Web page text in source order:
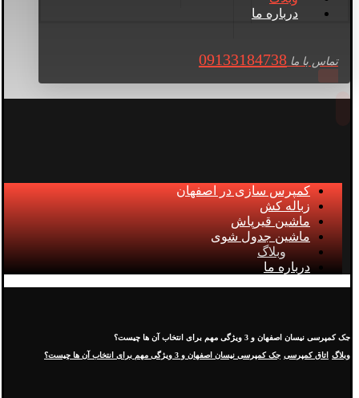
درباره ما
تماس با ما 09133184738
کمپرس سازی در اصفهان
زباله کش
ماشین قیرپاش
ماشین جدول شوی
وبلاگ
درباره ما
جک کمپرسی نیسان اصفهان و 3 ویژگی مهم برای انتخاب آن ها چیست؟
وبلاگ اتاق کمپرسی جک کمپرسی نیسان اصفهان و 3 ویژگی مهم برای انتخاب آن ها چیست؟